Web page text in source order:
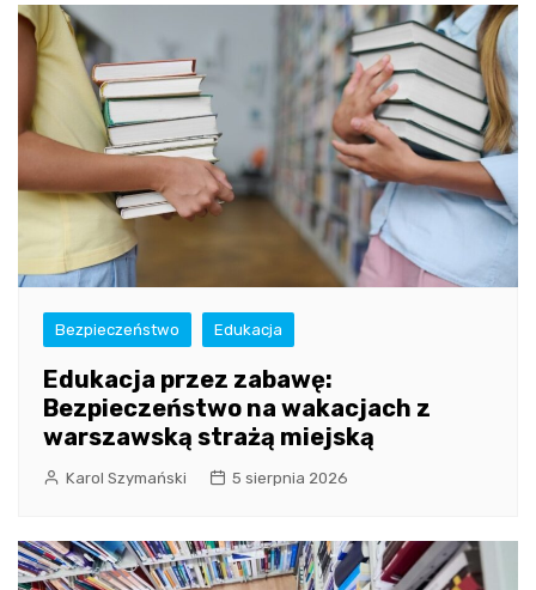
Bezpieczeństwo Edukacja
Edukacja przez zabawę:
Bezpieczeństwo na wakacjach z
warszawską strażą miejską
Karol Szymański 5 sierpnia 2026